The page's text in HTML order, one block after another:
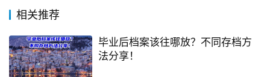
相关推荐
毕业后档案该往哪放？不同存档方
法分享！